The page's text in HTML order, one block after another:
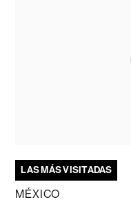
LAS MÁS VISITADAS
MÉXICO